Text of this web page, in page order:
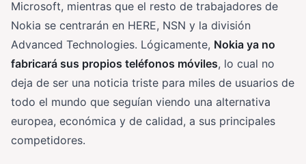
Microsoft, mientras que el resto de trabajadores de
Nokia se centrarán en HERE, NSN y la división
Advanced Technologies. Lógicamente, Nokia ya no
fabricará sus propios teléfonos móviles, lo cual no
deja de ser una noticia triste para miles de usuarios de
todo el mundo que seguían viendo una alternativa
europea, económica y de calidad, a sus principales
competidores.